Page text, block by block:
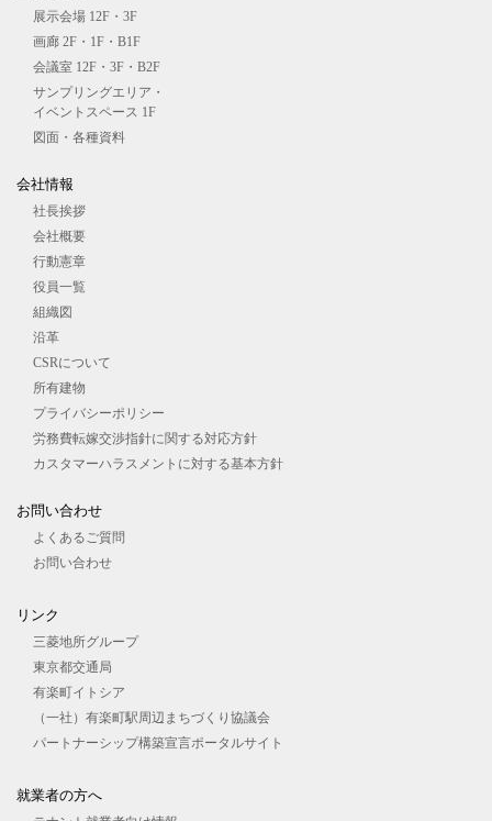
展⽰会場 12F・3F
画廊 2F・1F・B1F
会議室 12F・3F・B2F
サンプリングエリア・
イベントスペース 1F
図⾯・各種資料
会社情報
社長挨拶
会社概要
行動憲章
役員一覧
組織図
沿革
CSRについて
所有建物
プライバシーポリシー
労務費転嫁交渉指針に関する対応方針
カスタマーハラスメントに対する基本方針
お問い合わせ
よくあるご質問
お問い合わせ
リンク
三菱地所グループ
東京都交通局
有楽町イトシア
（一社）有楽町駅周辺まちづくり協議会
パートナーシップ構築宣言ポータルサイト
就業者の⽅へ